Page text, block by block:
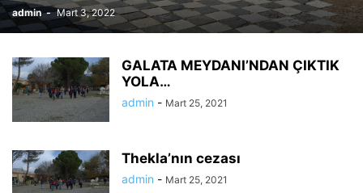
admin - Mart 3, 2022
GALATA MEYDANI’NDAN ÇIKTIK
YOLA…
admin - Mart 25, 2021
Thekla’nın cezası
admin - Mart 25, 2021